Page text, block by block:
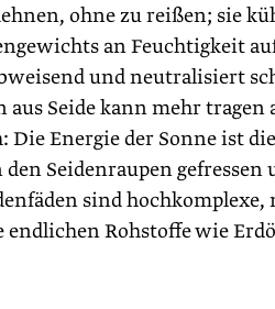
ohne zu reißen; sie
an Feuchtigkeit
und neutralisiert
Seide kann mehr tragen
Energie der Sonne ist
Seidenraupen gefressen
sind
Rohstoffe wie